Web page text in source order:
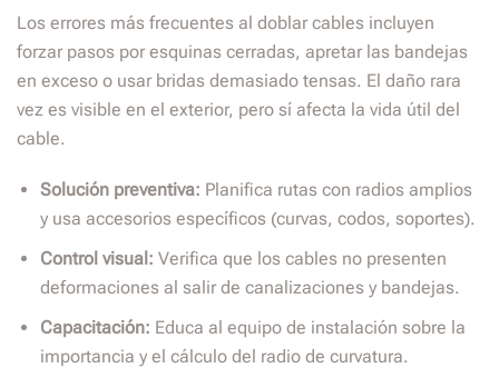
Los errores más frecuentes al doblar cables incluyen
forzar pasos por esquinas cerradas, apretar las bandejas
en exceso o usar bridas demasiado tensas. El daño rara
vez es visible en el exterior, pero sí afecta la vida útil del
cable.
Solución preventiva: Planifica rutas con radios amplios
y usa accesorios específicos (curvas, codos, soportes).
Control visual: Verifica que los cables no presenten
deformaciones al salir de canalizaciones y bandejas.
Capacitación: Educa al equipo de instalación sobre la
importancia y el cálculo del radio de curvatura.